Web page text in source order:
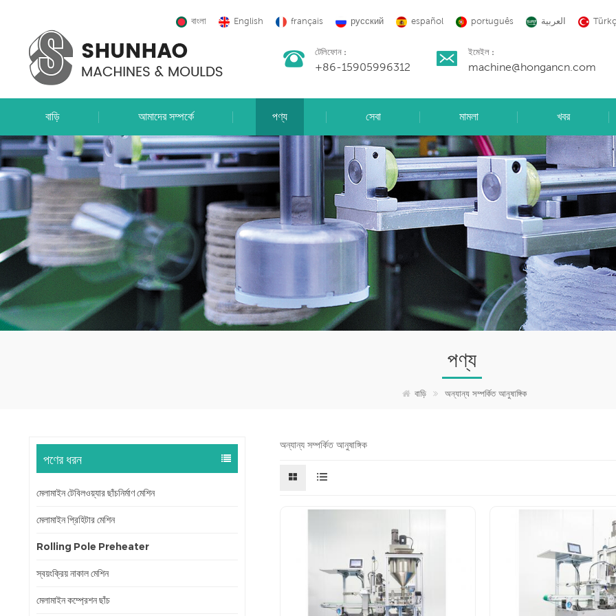
বাংলা English français русский español português العربية
টেলিফোন :
+86-15905996312
ইমেইল :
machine@hongancn.com
বাড়ি আমাদের সম্পর্কে পণ্য সেবা মামলা খবর
পণ্য
বাড়ি অন্যান্য সম্পর্কিত আনুষাঙ্গিক
পণের ধরন
মেলামাইন টেবিলওয়্যার ছাঁচনির্মাণ মেশিন
মেলামাইন প্রিহিটার মেশিন
Rolling Pole Preheater
স্বয়ংক্রিয় নাকাল মেশিন
মেলামাইন কম্প্রেশন ছাঁচ
অন্যান্য সম্পর্কিত আনুষাঙ্গিক